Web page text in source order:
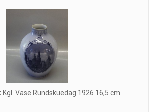
Kgl. Vase Rundskuedag 1926 16,5 cm